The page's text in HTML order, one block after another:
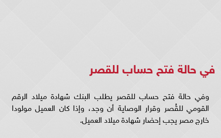
في حالة فتح حساب للقصر
وفي حالة فتح حساب للقصر يطلب البنك شهادة ميلاد الرقم
القومي للقُصر وقرار الوصاية أن وجد، وإذا كان العميل مولودا
خارج مصر يجب إحضار شهادة ميلاد العميل.